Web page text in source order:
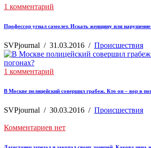
1 комментарий
Профессор угнал самолет. Искать женщину или нарушение
SVPjournal / 31.03.2016 / Происшествия
1 комментарий
В Москве полицейский совершил грабеж. Кто он – вор в
SVPjournal / 30.03.2016 / Происшествия
Комментариев нет
Дагестанец зарезал и закопал своих дочерей. Какова цена